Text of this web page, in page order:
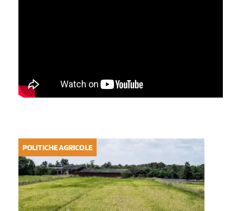
POLITICHE AGRICOLE